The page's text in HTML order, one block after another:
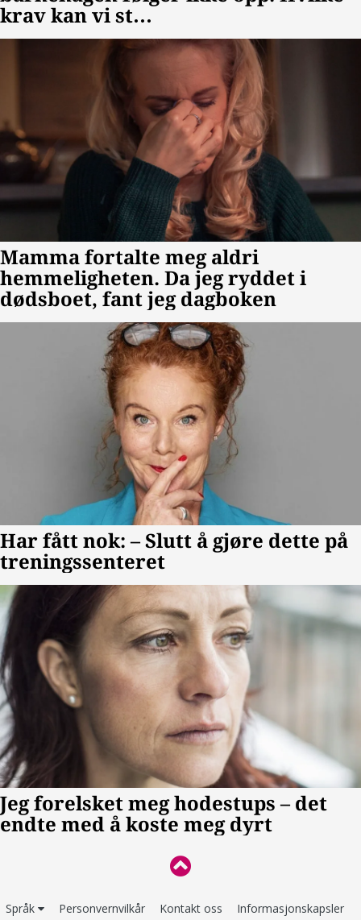
Språk Personvernvilkår Kontakt oss Informasjonskapsler